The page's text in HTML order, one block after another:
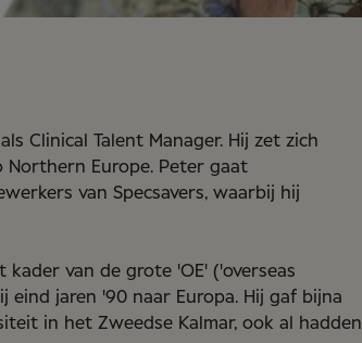
Clinical Talent Manager. Hij zet zich
Europe. Peter gaat
van Specsavers, waarbij hij
van de grote 'OE' ('overseas
eind jaren '90 naar Europa. Hij gaf bijna
in het Zweedse Kalmar, ook al hadden